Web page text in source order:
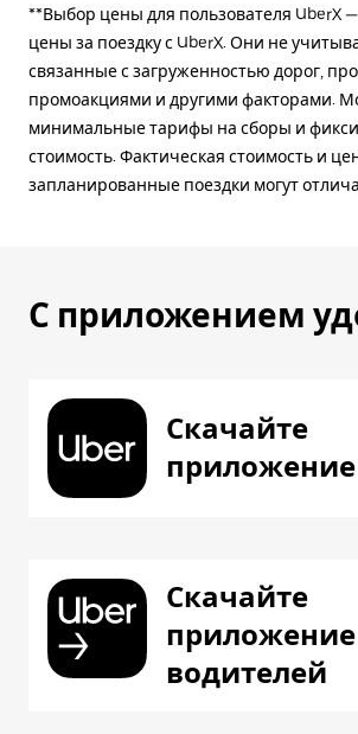
**Выбор цены для пользователя UberX
цены за поездку с UberX. Они не
связанные с загруженностью дорог,
промоакциями и другими факторами.
минимальные тарифы на сборы и
стоимость. Фактическая стоимость и
запланированные поездки могут
С приложением
Скачайте
приложение
Скачайте
приложение
водителей